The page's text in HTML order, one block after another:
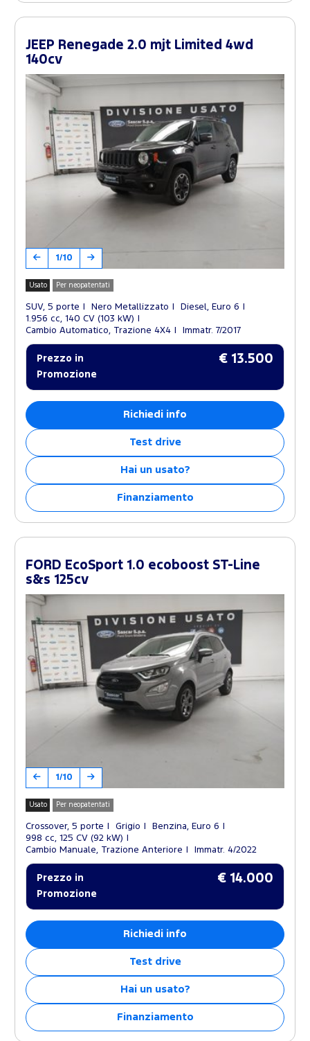
JEEP Renegade 2.0 mjt Limited 4wd
140cv
1/10
Usato Per neopatentati
SUV, 5 porte Nero Metallizzato
Diesel, Euro 6
1.956 cc, 140 CV (103 kW)
Cambio Automatico, Trazione 4X4
Immatr. 7/2017
Prezzo in
Promozione
€ 13.500
Richiedi info
Test drive
Hai un usato?
Finanziamento
FORD EcoSport 1.0 ecoboost ST-Line
s&s 125cv
1/10
Usato Per neopatentati
Crossover, 5 porte Grigio
Benzina, Euro 6
998 cc, 125 CV (92 kW)
Cambio Manuale, Trazione Anteriore
Immatr. 4/2022
Prezzo in
Promozione
€ 14.000
Richiedi info
Test drive
Hai un usato?
Finanziamento